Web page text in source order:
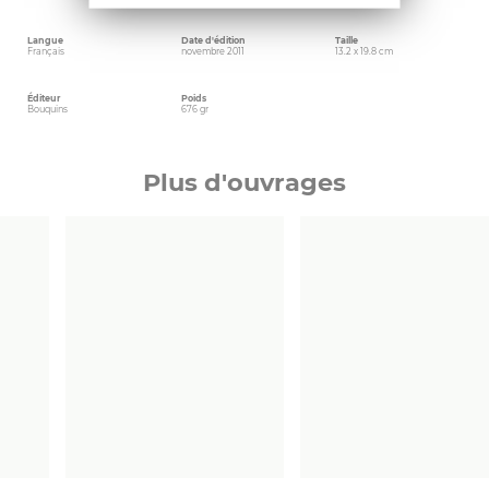
Langue
Français
Date d'édition
novembre 2011
Taille
13.2 x 19.8 cm
Éditeur
Bouquins
Poids
676 gr
Plus d'ouvrages